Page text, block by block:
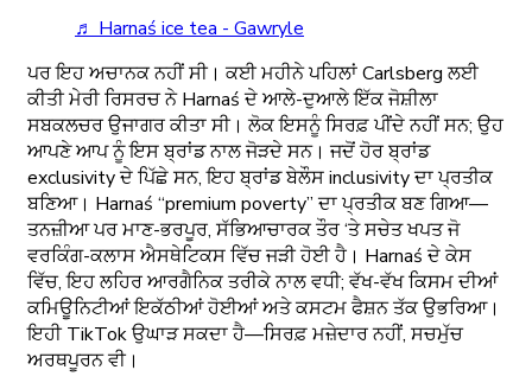
♬ Harnaś ice tea - Gawryle
ਪਰ ਇਹ ਅਚਾਨਕ ਨਹੀਂ ਸੀ। ਕਈ ਮਹੀਨੇ ਪਹਿਲਾਂ Carlsberg ਲਈ
ਕੀਤੀ ਮੇਰੀ ਰਿਸਰਚ ਨੇ Harnaś ਦੇ ਆਲੇ-ਦੁਆਲੇ ਇੱਕ ਜੋਸ਼ੀਲਾ
ਸਬਕਲਚਰ ਉਜਾਗਰ ਕੀਤਾ ਸੀ। ਲੋਕ ਇਸਨੂੰ ਸਿਰਫ਼ ਪੀਂਦੇ ਨਹੀਂ ਸਨ; ਉਹ
ਆਪਣੇ ਆਪ ਨੂੰ ਇਸ ਬ੍ਰਾਂਡ ਨਾਲ ਜੋੜਦੇ ਸਨ। ਜਦੋਂ ਹੋਰ ਬ੍ਰਾਂਡ
exclusivity ਦੇ ਪਿੱਛੇ ਸਨ, ਇਹ ਬ੍ਰਾਂਡ ਬੇਲੌਸ inclusivity ਦਾ ਪ੍ਰਤੀਕ
ਬਣਿਆ। Harnaś “premium poverty” ਦਾ ਪ੍ਰਤੀਕ ਬਣ ਗਿਆ—
ਤਨਜ਼ੀਆ ਪਰ ਮਾਣ-ਭਰਪੂਰ, ਸੱਭਿਆਚਾਰਕ ਤੌਰ ‘ਤੇ ਸਚੇਤ ਖਪਤ ਜੋ
ਵਰਕਿੰਗ-ਕਲਾਸ ਐਸਥੇਟਿਕਸ ਵਿੱਚ ਜੜੀ ਹੋਈ ਹੈ। Harnaś ਦੇ ਕੇਸ
ਵਿੱਚ, ਇਹ ਲਹਿਰ ਆਰਗੈਨਿਕ ਤਰੀਕੇ ਨਾਲ ਵਧੀ; ਵੱਖ-ਵੱਖ ਕਿਸਮ ਦੀਆਂ
ਕਮਿਊਨਿਟੀਆਂ ਇਕੱਠੀਆਂ ਹੋਈਆਂ ਅਤੇ ਕਸਟਮ ਫੈਸ਼ਨ ਤੱਕ ਉਭਰਿਆ।
ਇਹੀ TikTok ਉਘਾੜ ਸਕਦਾ ਹੈ—ਸਿਰਫ਼ ਮਜ਼ੇਦਾਰ ਨਹੀਂ, ਸਚਮੁੱਚ
ਅਰਥਪੂਰਨ ਵੀ।